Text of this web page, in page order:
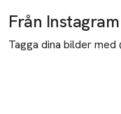
Från Instagram
Tagga dina bilder